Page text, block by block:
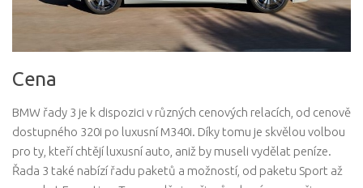
Cena
BMW řady 3 je k dispozici v různých cenových relacích, od cenově
dostupného 320i po luxusní M340i. Díky tomu je skvělou volbou
pro ty, kteří chtějí luxusní auto, aniž by museli vydělat peníze.
Řada 3 také nabízí řadu paketů a možností, od paketu Sport až